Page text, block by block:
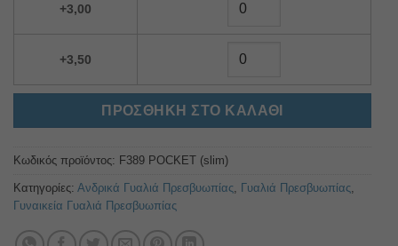
+3,00
+3,50
ΠΡΟΣΘΉΚΗ ΣΤΟ ΚΑΛΆΘΙ
Κωδικός προϊόντος: F389 POCKET (slim)
Κατηγορίες: Ανδρικά Γυαλιά Πρεσβυωπίας Γυαλιά Πρεσβυωπίας
Γυναικεία Γυαλιά Πρεσβυωπίας